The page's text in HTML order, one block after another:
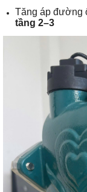
Tăng áp đường
tầng 2–3